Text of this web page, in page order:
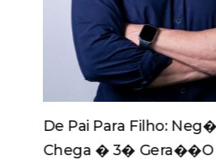
De Pai Para Filho:
Chega � 3� Gera��o